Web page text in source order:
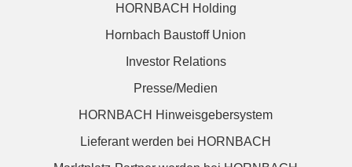
HORNBACH Holding
Hornbach Baustoff Union
Investor Relations
Presse/Medien
HORNBACH Hinweisgebersystem
Lieferant werden bei HORNBACH